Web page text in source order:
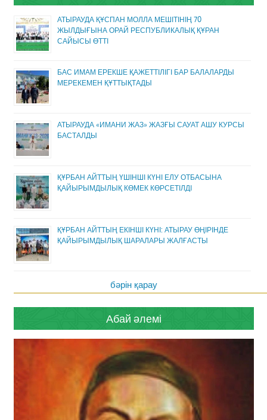
АТЫРАУДА ҚҰСПАН МОЛЛА МЕШІТІНІҢ 70
ЖЫЛДЫҒЫНА ОРАЙ РЕСПУБЛИКАЛЫҚ ҚҰРАН
САЙЫСЫ ӨТТІ
БАС ИМАМ ЕРЕКШЕ ҚАЖЕТТІЛІГІ БАР БАЛАЛАРДЫ
МЕРЕКЕМЕН ҚҰТТЫҚТАДЫ
АТЫРАУДА «ИМАНИ ЖАЗ» ЖАЗҒЫ САУАТ АШУ КУРСЫ
БАСТАЛДЫ
ҚҰРБАН АЙТТЫҢ ҮШІНШІ КҮНІ ЕЛУ ОТБАСЫНА
ҚАЙЫРЫМДЫЛЫҚ КӨМЕК КӨРСЕТІЛДІ
ҚҰРБАН АЙТТЫҢ ЕКІНШІ КҮНІ: АТЫРАУ ӨҢІРІНДЕ
ҚАЙЫРЫМДЫЛЫҚ ШАРАЛАРЫ ЖАЛҒАСТЫ
бәрін қарау
Абай әлемі